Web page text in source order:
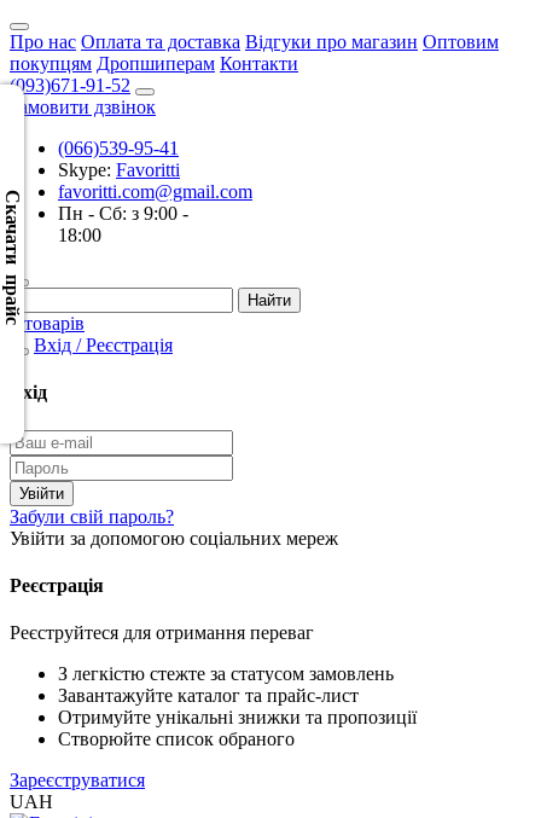
Про нас Оплата та доставка Відгуки про магазин Оптовим
покупцям Дропшиперам Контакти
(093)671-91-52
Замовити дзвінок
(066)539-95-41
Skype: Favoritti
favoritti.com@gmail.com
Пн - Сб: з 9:00 -
18:00
0 товарів
Вхід / Реєстрація
Вхід
Забули свій пароль?
Увійти за допомогою соціальних мереж
Реєстрація
Реєструйтеся для отримання переваг
З легкістю стежте за статусом замовлень
Завантажуйте каталог та прайс-лист
Отримуйте унікальні знижки та пропозиції
Створюйте список обраного
Зареєструватися
UAH
Скачати прайс
Скачать
XML
(Розн.)
Скачать
XML
(Опт)
CSV
Скачать
CSV
(Опт)
XLS
EXCEL
(Розн.)
XLS
EXCEL
2005